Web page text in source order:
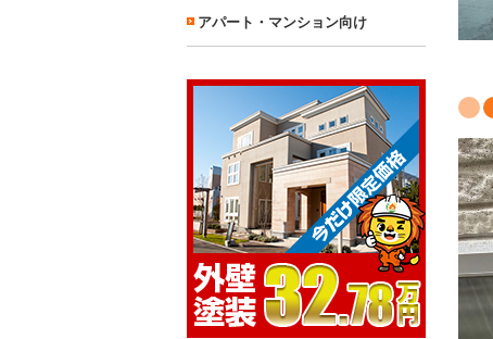
アパート・マンション向け